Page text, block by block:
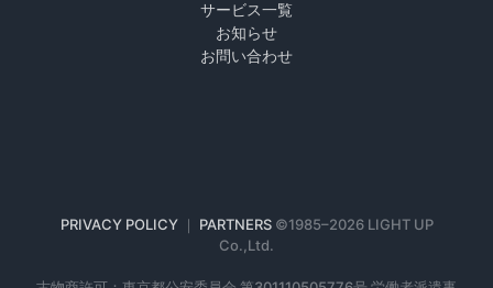
サービス一覧
お知らせ
お問い合わせ
PRIVACY POLICY｜ PARTNERS ©1985–2026 LIGHT UP
Co.,Ltd.